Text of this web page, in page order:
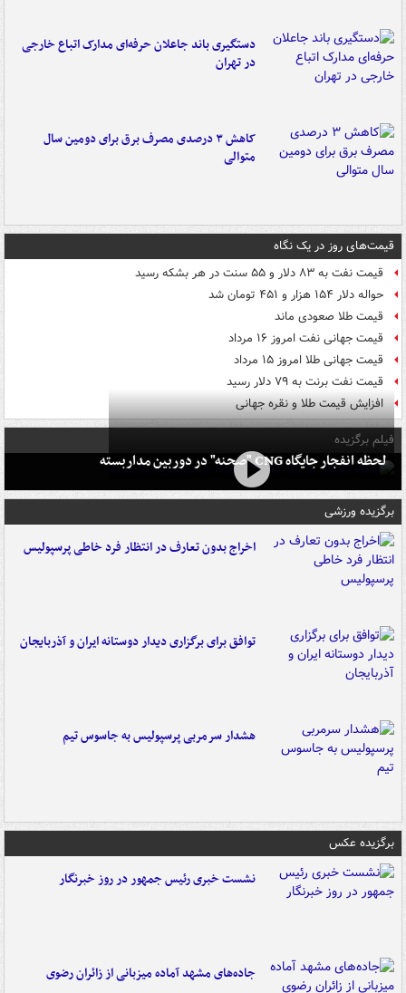
دستگیری باند جاعلان حرفه‌ای مدارک اتباع خارجی
در تهران
کاهش ۳ درصدی مصرف برق برای دومین سال
متوالی
قیمت‌های روز در یک نگاه
قیمت نفت به ۸۳ دلار و ۵۵ سنت در هر بشکه رسید
حواله دلار ۱۵۴ هزار و ۴۵۱ تومان شد
قیمت طلا صعودی ماند
قیمت جهانی نفت امروز ۱۶ مرداد
قیمت جهانی طلا امروز ۱۵ مرداد
قیمت نفت برنت به ۷۹ دلار رسید
افزایش قیمت طلا و نقره جهانی
فیلم برگزیده
لحظه انفجار جایگاه CNG "صحنه" در دوربین مداربسته
برگزیده ورزشی
اخراج بدون تعارف در انتظار فرد خاطی پرسپولیس
توافق برای برگزاری دیدار دوستانه ایران و آذربایجان
هشدار سرمربی پرسپولیس به جاسوس تیم
برگزیده عکس
نشست خبری رئیس جمهور در روز خبرنگار
جاده‌های مشهد آماده میزبانی از زائران رضوی